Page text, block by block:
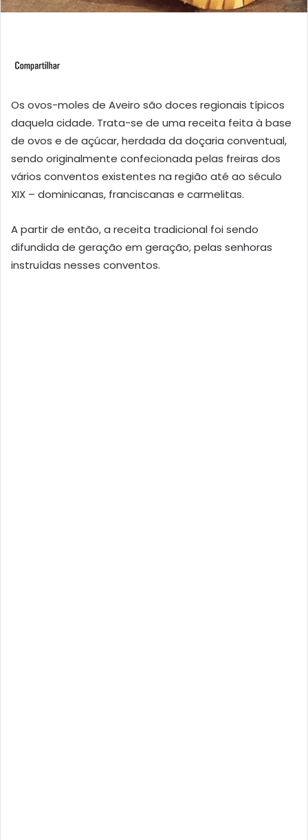
Os ovos-moles de Aveiro são doces regionais típicos
daquela cidade. Trata-se de uma receita feita à base
de ovos e de açúcar, herdada da doçaria conventual,
sendo originalmente confecionada pelas freiras dos
vários conventos existentes na região até ao século
XIX – dominicanas, franciscanas e carmelitas.
A partir de então, a receita tradicional foi sendo
difundida de geração em geração, pelas senhoras
instruídas nesses conventos.